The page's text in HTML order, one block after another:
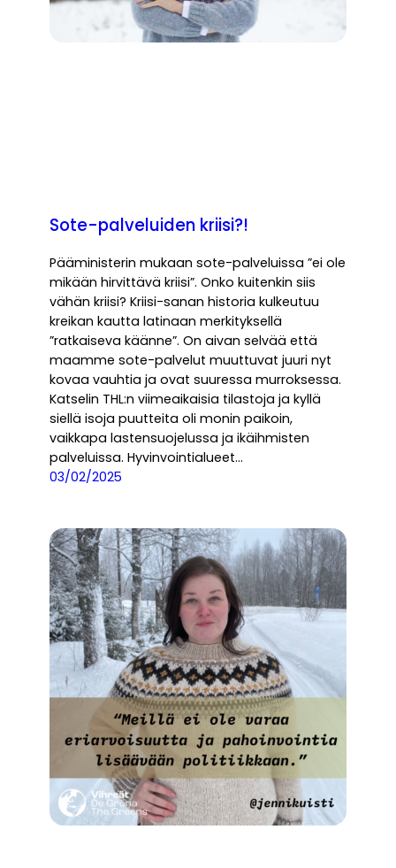
Sote-palveluiden kriisi?!
Pääministerin mukaan sote-palveluissa ”ei ole
mikään hirvittävä kriisi”. Onko kuitenkin siis
vähän kriisi? Kriisi-sanan historia kulkeutuu
kreikan kautta latinaan merkityksellä
”ratkaiseva käänne”. On aivan selvää että
maamme sote-palvelut muuttuvat juuri nyt
kovaa vauhtia ja ovat suuressa murroksessa.
Katselin THL:n viimeaikaisia tilastoja ja kyllä
siellä isoja puutteita oli monin paikoin,
vaikkapa lastensuojelussa ja ikäihmisten
palveluissa. Hyvinvointialueet…
03/02/2025